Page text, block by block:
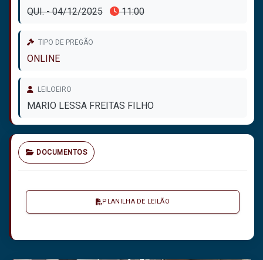
QUI. - 04/12/2025 11:00
TIPO DE PREGÃO
ONLINE
LEILOEIRO
MARIO LESSA FREITAS FILHO
DOCUMENTOS
PLANILHA DE LEILÃO